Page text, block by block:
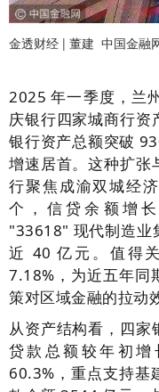
金透财经 | 董建 中国金融
2025 年一季度， 兰
庆银行四家城商行资
银行资产总额突破
增速居首。这种扩张
行聚焦成渝双城经
个，信贷余额增
"33618" 现代制造业
近 40 亿元。值得
7.18%，为近五年同
策对区域金融的拉动
从资产结构看，四家
贷款总额较年初
60.3%，重点支持基